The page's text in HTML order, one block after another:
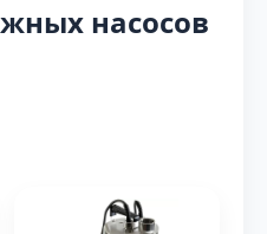
насосов